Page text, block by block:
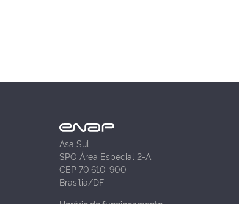
Asa Sul
SPO Área Especial 2-A
CEP 70.610-900
Brasília/DF